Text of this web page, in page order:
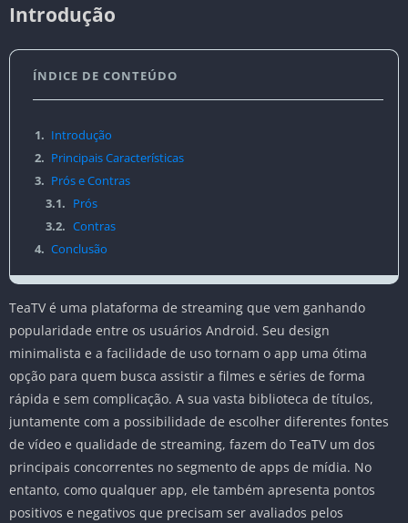
Introdução
ÍNDICE DE CONTEÚDO
1. Introdução
2. Principais Características
3. Prós e Contras
3.1. Prós
3.2. Contras
4. Conclusão
TeaTV é uma plataforma de streaming que vem ganhando
popularidade entre os usuários Android. Seu design
minimalista e a facilidade de uso tornam o app uma ótima
opção para quem busca assistir a filmes e séries de forma
rápida e sem complicação. A sua vasta biblioteca de títulos,
juntamente com a possibilidade de escolher diferentes fontes
de vídeo e qualidade de streaming, fazem do TeaTV um dos
principais concorrentes no segmento de apps de mídia. No
entanto, como qualquer app, ele também apresenta pontos
positivos e negativos que precisam ser avaliados pelos